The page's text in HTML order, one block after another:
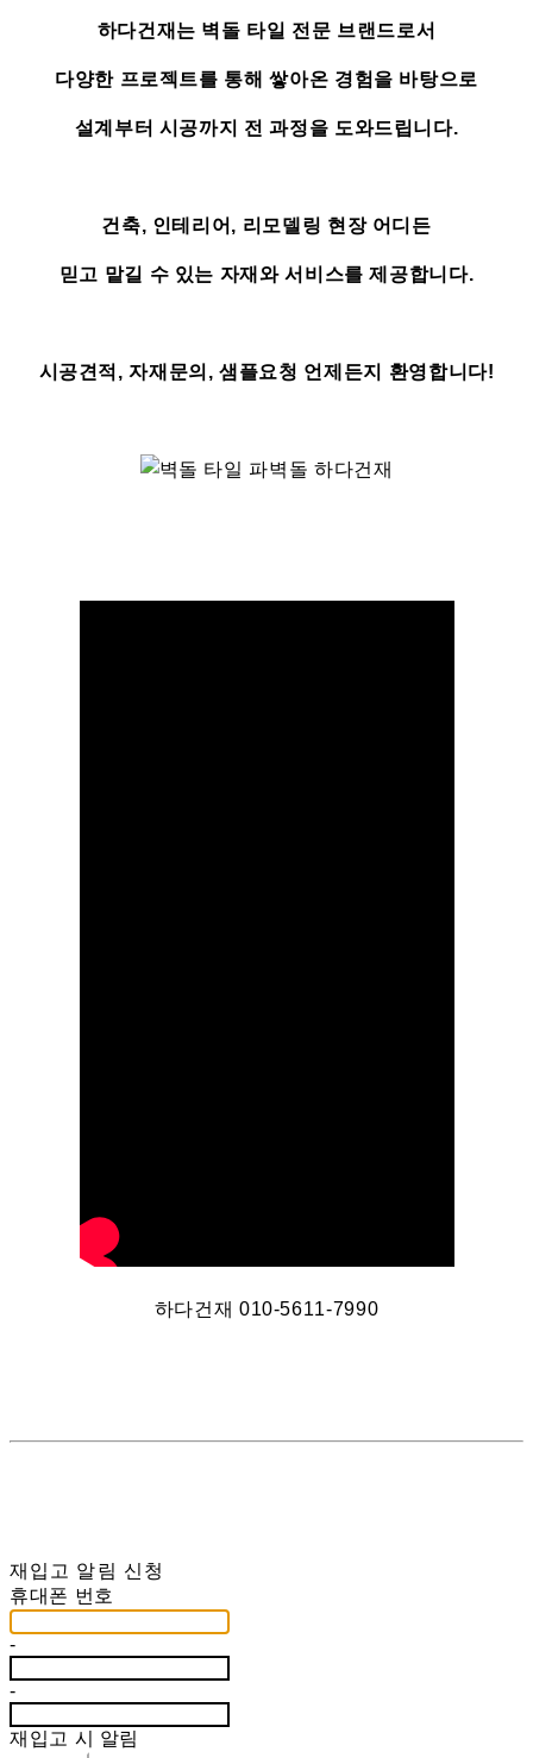
하다건재는 벽돌 타일 전문 브랜드로서
다양한 프로젝트를 통해 쌓아온 경험을 바탕으로
설계부터 시공까지 전 과정을 도와드립니다.
건축, 인테리어, 리모델링 현장 어디든
믿고 맡길 수 있는 자재와 서비스를 제공합니다.
시공견적, 자재문의, 샘플요청 언제든지 환영합니다!
하다건재 010-5611-7990
재입고 알림 신청
휴대폰 번호
-
-
재입고 시 알림